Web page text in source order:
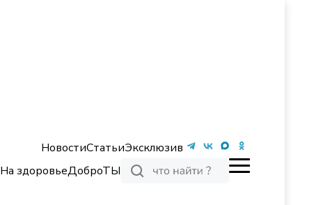
НовостиСтатьиЭксклюзив
На здоровьеДоброТЫ